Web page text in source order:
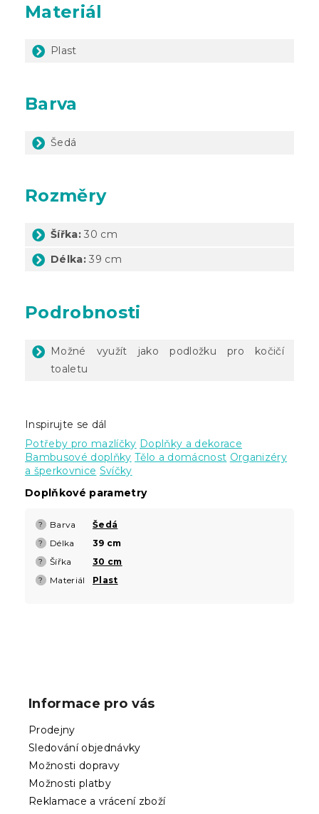
Materiál
Plast
Barva
Šedá
Rozměry
Šířka: 30 cm
Délka: 39 cm
Podrobnosti
Možné využít jako podložku pro kočičí
toaletu
Inspirujte se dál
Potřeby pro mazlíčky Doplňky a dekorace
Bambusové doplňky Tělo a domácnost Organizéry
a šperkovnice Svíčky
Doplňkové parametry
? Barva Šedá
? Délka 39 cm
? Šířka 30 cm
? Materiál Plast
Informace pro vás
Prodejny
Sledování objednávky
Možnosti dopravy
Možnosti platby
Reklamace a vrácení zboží